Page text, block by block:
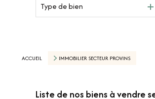
De l'ancien
Type de bien
ACCUEIL IMMOBILIER SECTEUR PROVINS
Liste de nos biens à vendre